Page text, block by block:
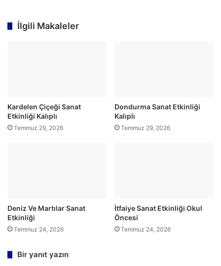
İlgili Makaleler
Kardelen Çiçeği Sanat
Etkinliği Kalıplı
Temmuz 29, 2026
Dondurma Sanat Etkinliği
Kalıplı
Temmuz 29, 2026
Deniz Ve Martılar Sanat
Etkinliği
Temmuz 24, 2026
İtfaiye Sanat Etkinliği Okul
Öncesi
Temmuz 24, 2026
Bir yanıt yazın